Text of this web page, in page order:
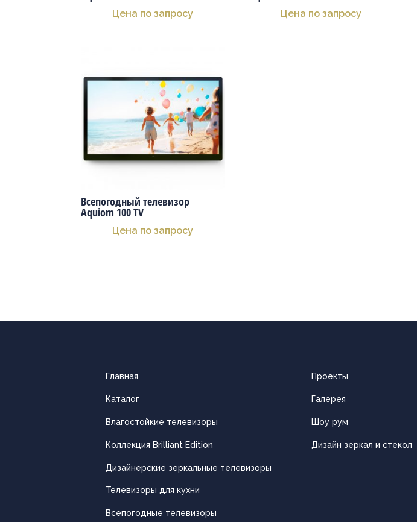
Цена по запросу Цена по запросу
Всепогодный телевизор
Aquiom 100 TV
Цена по запросу
Главная
Каталог
Влагостойкие телевизоры
Коллекция Brilliant Edition
Дизайнерские зеркальные телевизоры
Телевизоры для кухни
Всепогодные телевизоры
Проекты
Галерея
Шоу рум
Дизайн зеркал и стекол